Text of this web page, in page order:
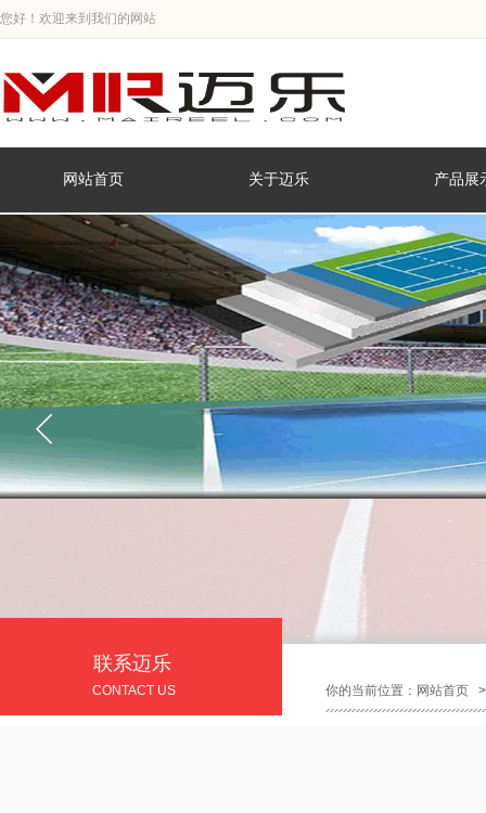
您好！欢迎来到我们的网站
网站首页 关于迈乐 产品展
联系迈乐
你的当前位置：
CONTACT US 网站首页